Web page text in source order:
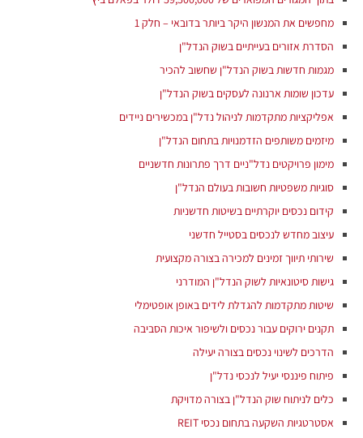
מחפשים את המנשון היקר ביותר בדובאי – חלק 1
הסדרת אזורים בעייתיים בשוק הנדל"ן
מגמות חדשות בשוק הנדל"ן שחשוב להכיר
עדכון שומות ארנונה לעסקים בשוק הנדל"ן
אפליקציות מתקדמות לניהול נדל"ן במכשירים ניידים
מיזמים משותפים הזדמנויות בתחום הנדל"ן
מימון פרויקטים נדל"ניים דרך פתרונות חדשניים
סוגיות משפטיות חשובות בעולם הנדל"ן
קידום נכסים יוקרתיים בשיטות חדשניות
עיצוב מחדש לנכסים בסטייל חדשני
שירותי תיווך זמינים למכירה בצורה מקצועית
גישות סיטונאיות לשוק הנדל"ן המודרני
שיטות מתקדמות להגדלת לידים באופן אופטימלי
תקנים ירוקים עבור נכסים ולשיפור איכות הסביבה
הדרכים לשינוי נכסים בצורה יעילה
פיתוח פיננסי יעיל לנכסי נדל"ן
כלים לניתוח שוק הנדל"ן בצורה מדויקת
אסטרטגיות השקעה בתחום נכסי REIT